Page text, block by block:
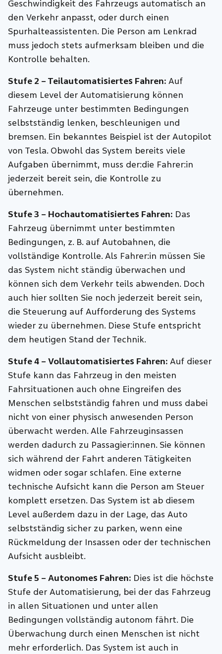
Geschwindigkeit des Fahrzeugs automatisch an
den Verkehr anpasst, oder durch einen
Spurhalteassistenten. Die Person am Lenkrad
muss jedoch stets aufmerksam bleiben und die
Kontrolle behalten.
Stufe 2 – Teilautomatisiertes Fahren: Auf
diesem Level der Automatisierung können
Fahrzeuge unter bestimmten Bedingungen
selbstständig lenken, beschleunigen und
bremsen. Ein bekanntes Beispiel ist der Autopilot
von Tesla. Obwohl das System bereits viele
Aufgaben übernimmt, muss der:die Fahrer:in
jederzeit bereit sein, die Kontrolle zu
übernehmen.
Stufe 3 – Hochautomatisiertes Fahren: Das
Fahrzeug übernimmt unter bestimmten
Bedingungen, z. B. auf Autobahnen, die
vollständige Kontrolle. Als Fahrer:in müssen Sie
das System nicht ständig überwachen und
können sich dem Verkehr teils abwenden. Doch
auch hier sollten Sie noch jederzeit bereit sein,
die Steuerung auf Aufforderung des Systems
wieder zu übernehmen. Diese Stufe entspricht
dem heutigen Stand der Technik.
Stufe 4 – Vollautomatisiertes Fahren: Auf dieser
Stufe kann das Fahrzeug in den meisten
Fahrsituationen auch ohne Eingreifen des
Menschen selbstständig fahren und muss dabei
nicht von einer physisch anwesenden Person
überwacht werden. Alle Fahrzeuginsassen
werden dadurch zu Passagier:innen. Sie können
sich während der Fahrt anderen Tätigkeiten
widmen oder sogar schlafen. Eine externe
technische Aufsicht kann die Person am Steuer
komplett ersetzen. Das System ist ab diesem
Level außerdem dazu in der Lage, das Auto
selbstständig sicher zu parken, wenn eine
Rückmeldung der Insassen oder der technischen
Aufsicht ausbleibt.
Stufe 5 – Autonomes Fahren: Dies ist die höchste
Stufe der Automatisierung, bei der das Fahrzeug
in allen Situationen und unter allen
Bedingungen vollständig autonom fährt. Die
Überwachung durch einen Menschen ist nicht
mehr erforderlich. Das System ist auch in